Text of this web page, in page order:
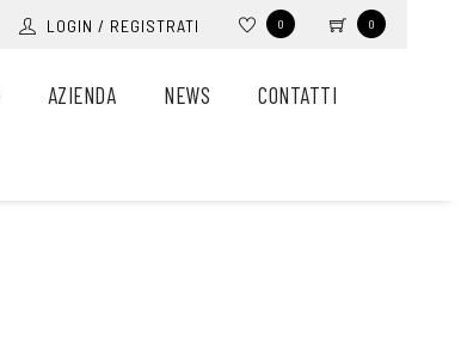
LOGIN / REGISTRATI 0 0
AZIENDA NEWS CONTATTI